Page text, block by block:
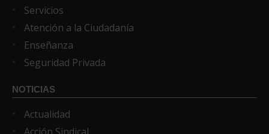
Servicios
Atención a la Ciudadanía
Enseñanza
Seguridad Privada
NOTICIAS
Actualidad